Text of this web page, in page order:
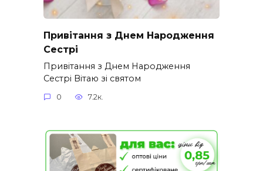
Привітання з Днем Народження
Сестрі
Привітання з Днем Народження
Сестрі Вітаю зі святом
0 7.2к.